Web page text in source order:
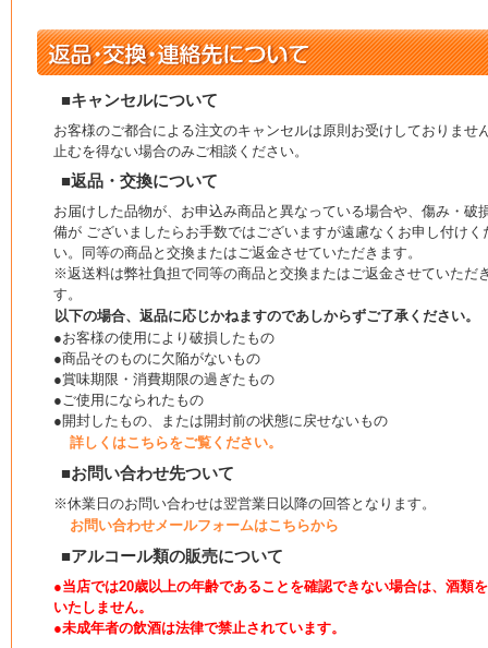
■キャンセルについて
お客様のご都合による注文のキャンセルは原則お受けしておりませ
止むを得ない場合のみご相談ください。
■返品・交換について
お届けした品物が、お申込み商品と異なっている場合や、傷み・破
備が ございましたらお手数ではございますが遠慮なくお申し付けく
い。同等の商品と交換またはご返金させていただきます。
※返送料は弊社負担で同等の商品と交換またはご返金させていただ
す。
以下の場合、返品に応じかねますのであしからずご了承ください。
●お客様の使用により破損したもの
●商品そのものに欠陥がないもの
●賞味期限・消費期限の過ぎたもの
●ご使用になられたもの
●開封したもの、または開封前の状態に戻せないもの
詳しくはこちらをご覧ください。
■お問い合わせ先ついて
※休業日のお問い合わせは翌営業日以降の回答となります。
お問い合わせメールフォームはこちらから
■アルコール類の販売について
●当店では20歳以上の年齢であることを確認できない場合は、酒類
いたしません。
●未成年者の飲酒は法律で禁止されています。